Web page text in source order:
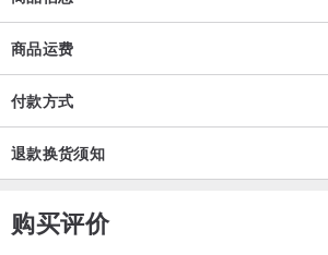
18K实心金（75％纯金, 非表层镀金）
可选14K/18K 白金, 玫瑰金，黄金
戒环宽度：1.1mm
戒环厚度：1.1mm
►宝石：
- 蓝宝石：
商品运费
付款方式
退款换货须知
购买评价